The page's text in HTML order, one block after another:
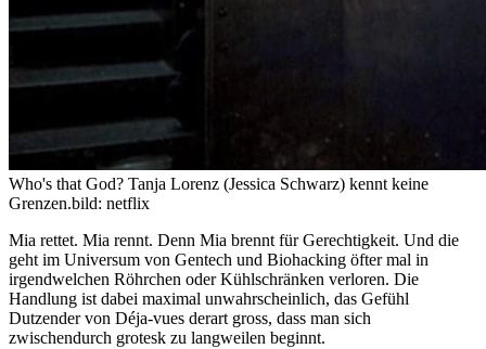
Who's that God? Tanja Lorenz (Jessica Schwarz) kennt keine
Grenzen.bild: netflix
Mia rettet. Mia rennt. Denn Mia brennt für Gerechtigkeit. Und die
geht im Universum von Gentech und Biohacking öfter mal in
irgendwelchen Röhrchen oder Kühlschränken verloren. Die
Handlung ist dabei maximal unwahrscheinlich, das Gefühl
Dutzender von Déja-vues derart gross, dass man sich
zwischendurch grotesk zu langweilen beginnt.